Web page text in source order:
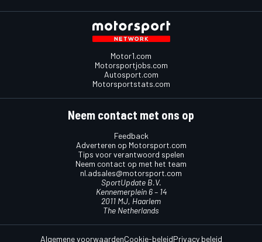
Motor1.com
Motorsportjobs.com
Autosport.com
Motorsportstats.com
Neem contact met ons op
Feedback
Adverteren op Motorsport.com
Tips voor verantwoord spelen
Neem contact op met het team
nl.adsales@motorsport.com
SportUpdate B.V.
Kennemerplein 6 – 14
2011 MJ, Haarlem
The Netherlands
Algemene voorwaardenCookie-beleidPrivacy beleid